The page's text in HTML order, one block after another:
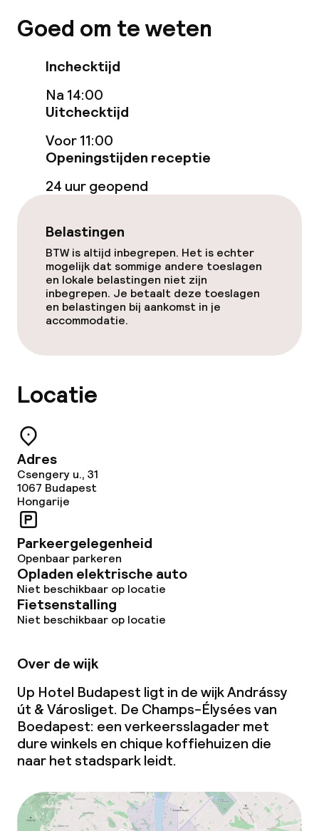
Gratis wifi
Zonneterras
Eet- en drinkgelegenheden
Restaurant
Bar
Eet- en drinkdiensten
Ontbijtbuffet
Lunchbuffet
Dieetopties
Speciale dieetopties
Vegetarische opties
Schoonmaakvoorzieningen
Zakelijke faciliteiten
Conferentieruimte
Vergaderruimte
Beleid
Goed om te weten
Inchecktijd
Na 14:00
Uitchecktijd
Voor 11:00
Openingstijden receptie
24 uur geopend
Belastingen
BTW is altijd inbegrepen. Het is echter
mogelijk dat sommige andere toeslagen
en lokale belastingen niet zijn
inbegrepen. Je betaalt deze toeslagen
en belastingen bij aankomst in je
accommodatie.
Locatie
Adres
Csengery u., 31
1067 Budapest
Hongarije
Parkeergelegenheid
Openbaar parkeren
Opladen elektrische auto
Niet beschikbaar op locatie
Fietsenstalling
Niet beschikbaar op locatie
Over de wijk
Up Hotel Budapest ligt in de wijk Andrássy
út & Városliget. De Champs-Élysées van
Boedapest: een verkeersslagader met
dure winkels en chique koffiehuizen die
naar het stadspark leidt.